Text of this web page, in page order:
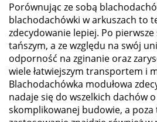
Porównując ze sobą
blachodachówki w arkuszach to
zdecydowanie lepiej. Po
tańszym, a ze względu na swój
odporność na zginanie oraz
wiele łatwiejszym transportem i
Blachodachówka modułowa
nadaje się do wszelkich dachów
skomplikowanej budowie, a poza